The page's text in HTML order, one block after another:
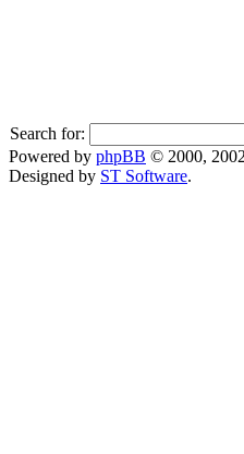
Search for:
Powered by phpBB © 2000,
Designed by ST Software.